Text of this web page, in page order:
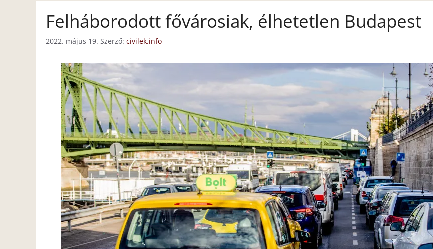
Felháborodott fővárosiak, élhetetlen Budapest
2022. május 19. Szerző: civilek.info